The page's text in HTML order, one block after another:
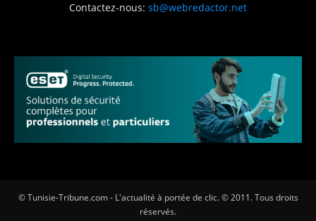
Contactez-nous: sb@webredactor.net
© Tunisie-Tribune.com - L'actualité à portée de clic. © 2011. Tous droits
réservés.